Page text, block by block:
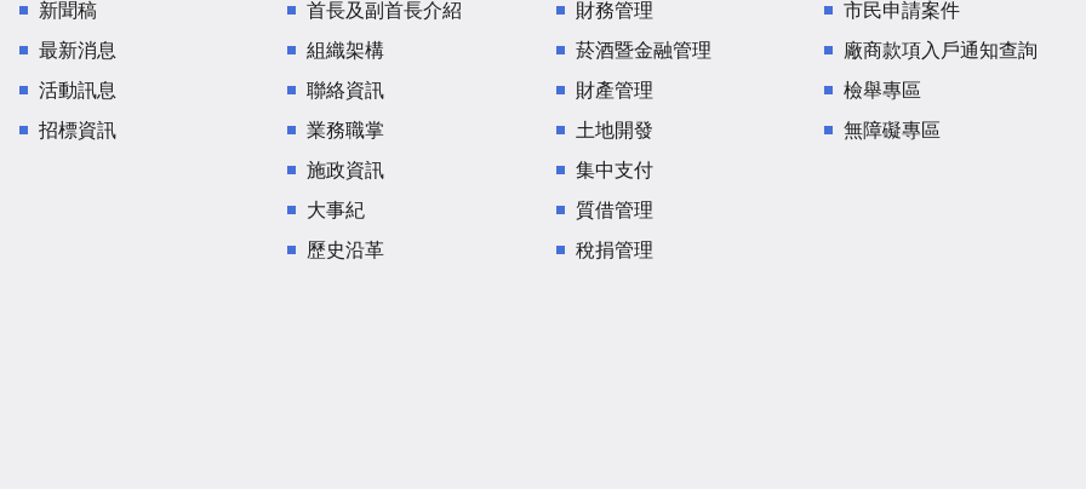
新聞稿
最新消息
活動訊息
招標資訊
首長及副首長介紹
組織架構
聯絡資訊
業務職掌
施政資訊
大事紀
歷史沿革
財務管理
菸酒暨金融管理
財產管理
土地開發
集中支付
質借管理
稅捐管理
市民申請案件
廠商款項入戶通知查詢
檢舉專區
無障礙專區